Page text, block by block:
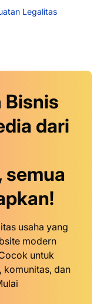
Legalitas
Bisnis
dari
semua
usaha yang
modern
untuk
komunitas, dan